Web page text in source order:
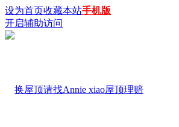
设为首页收藏本站手机版
开启辅助访问